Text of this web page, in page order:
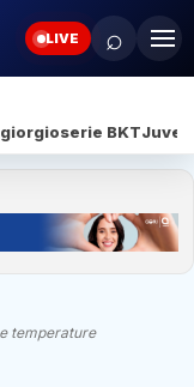
LIVE ⌕
serie BKTJuve
temperature